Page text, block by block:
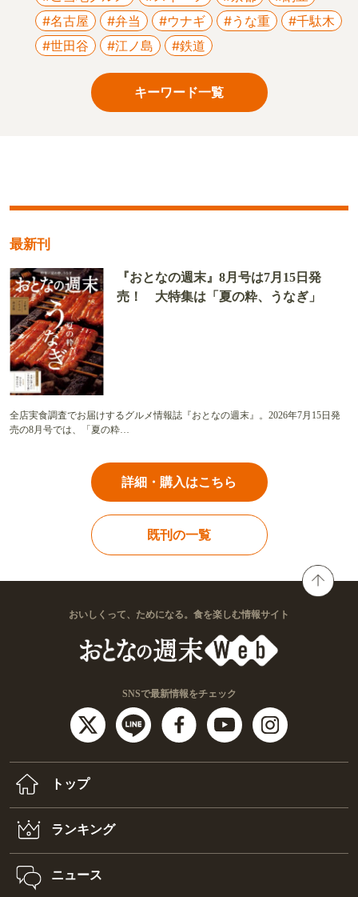
#名古屋
#弁当 #ウナギ #うな重
#千駄木
#世田谷
#江ノ島 #鉄道
キーワード一覧
最新刊
『おとなの週末』8月号は7月15日発
売！ 大特集は「夏の粋、うなぎ」
全店実食調査でお届けするグルメ情報誌『おとなの週末』。2026年7月15日発
売の8月号では、「夏の粋…
詳細・購入はこちら
既刊の一覧
おいしくって、ためになる。食を楽しむ情報サイト
SNSで最新情報をチェック
トップ
ランキング
ニュース